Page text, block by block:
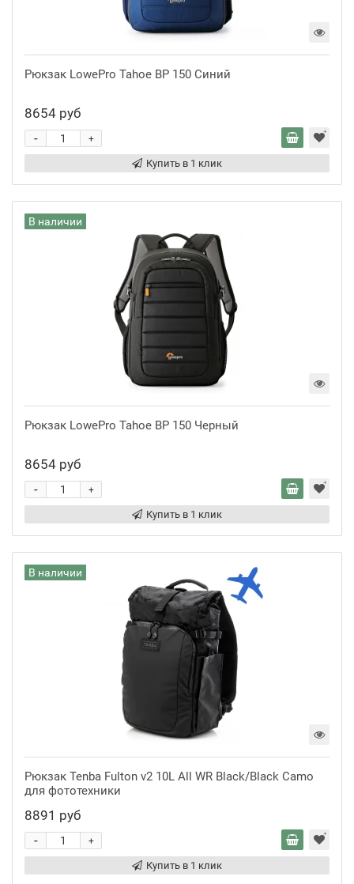
Рюкзак LowePro Tahoe BP 150 Синий
8654 руб
+
-
Купить в 1 клик
В наличии
Рюкзак LowePro Tahoe BP 150 Черный
8654 руб
+
-
Купить в 1 клик
В наличии
Рюкзак Tenba Fulton v2 10L All WR Black/Black Camo
для фототехники
8891 руб
+
-
Купить в 1 клик